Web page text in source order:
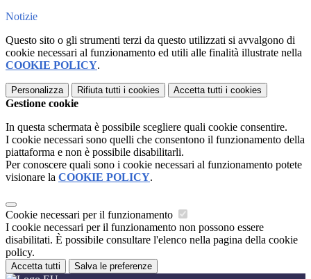
Notizie
Questo sito o gli strumenti terzi da questo utilizzati si avvalgono di
cookie necessari al funzionamento ed utili alle finalità illustrate nella
COOKIE POLICY.
Personalizza Rifiuta tutti i cookies Accetta tutti i cookies
Gestione cookie
In questa schermata è possibile scegliere quali cookie consentire.
I cookie necessari sono quelli che consentono il funzionamento della
piattaforma e non è possibile disabilitarli.
Per conoscere quali sono i cookie necessari al funzionamento potete
visionare la COOKIE POLICY.
Cookie necessari per il funzionamento
I cookie necessari per il funzionamento non possono essere
disabilitati. È possibile consultare l'elenco nella pagina della cookie
policy.
Accetta tutti Salva le preferenze